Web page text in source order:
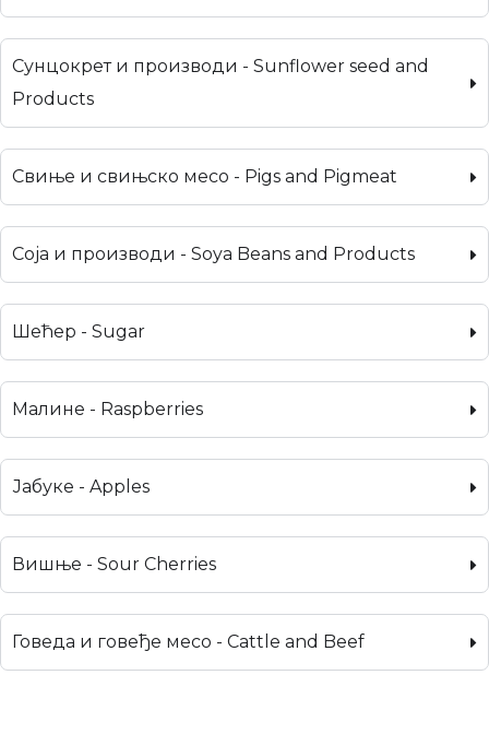
Сунцокрет и производи - Sunflower seed and
Products
Свиње и свињско месо - Pigs and Pigmeat
Соја и производи - Soya Beans and Products
Шећер - Sugar
Малине - Raspberries
Јабуке - Apples
Вишње - Sour Cherries
Говеда и говеђе месо - Cattle and Beef